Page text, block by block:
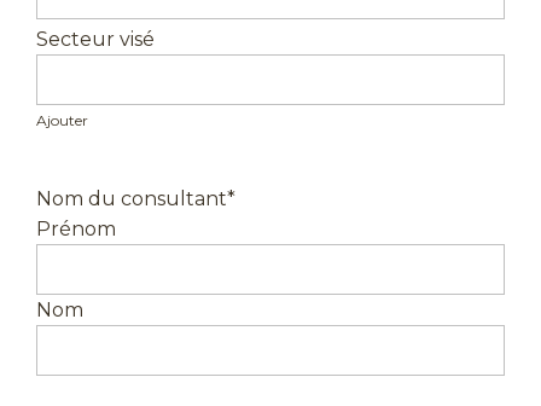
Ajouter
Nom du consultant*
Prénom
Nom